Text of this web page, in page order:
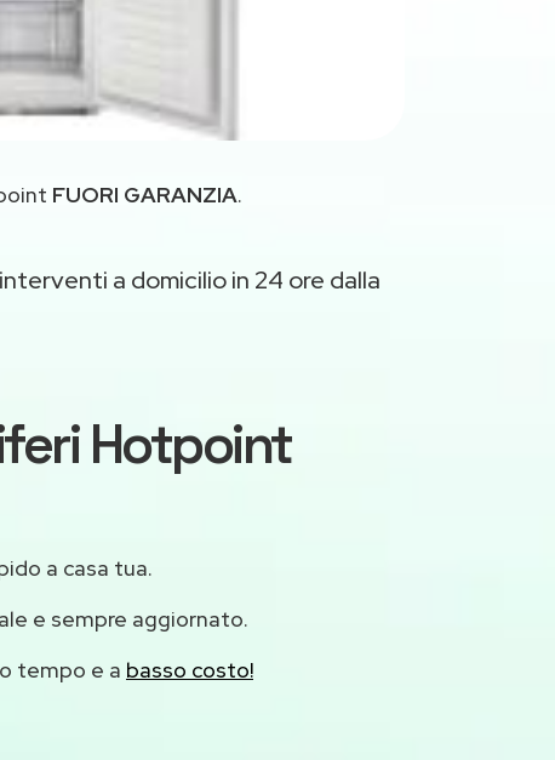
FUORI GARANZIA.
a domicilio in 24 ore dalla
Hotpoint
a casa tua.
e sempre aggiornato.
tempo e a basso costo!